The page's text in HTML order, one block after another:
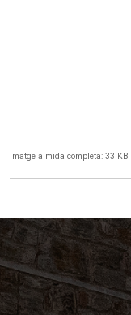
Imatge a mida completa: 33 KB